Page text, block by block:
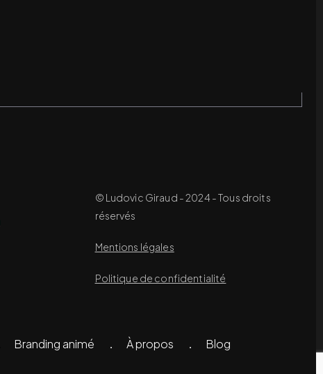
© Ludovic Giraud - 2024 - Tous droits
réservés
Mentions légales
Politique de confidentialité
Branding animé À propos Blog